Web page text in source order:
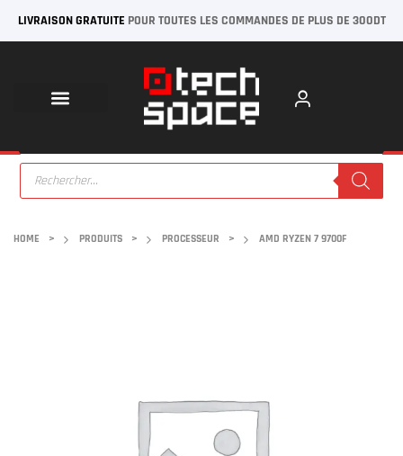
LIVRAISON GRATUITE POUR TOUTES LES COMMANDES DE PLUS DE 300DT
HOME > PRODUITS > PROCESSEUR > AMD RYZEN 7 9700F